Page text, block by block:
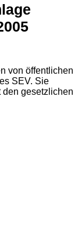
von öffentlichen
SEV. Sie
den gesetzlichen